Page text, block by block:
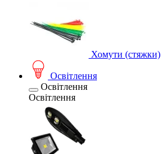
Хомути (стяжки)
Освітлення
Освітлення
Освітлення